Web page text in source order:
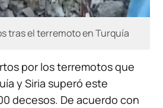
tras el terremoto en Turquía
por los terremotos que
y Siria superó este
decesos. De acuerdo con